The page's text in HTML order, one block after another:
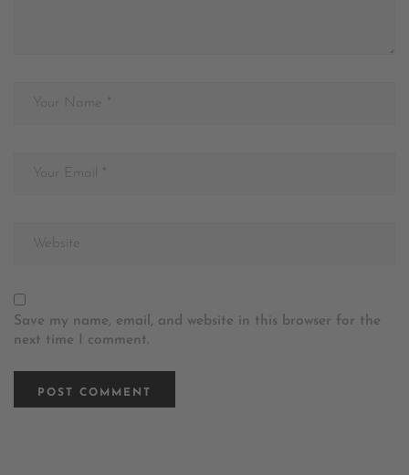
Save my name, email, and website in this browser for the
next time I comment.